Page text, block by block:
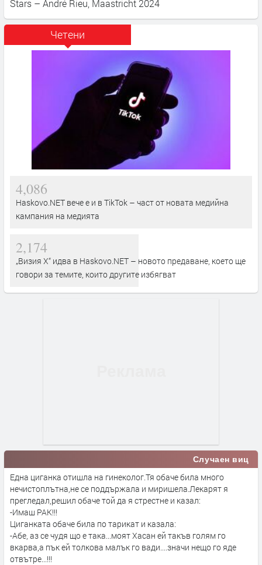
Stars – André Rieu, Maastricht 2024
Четени
4,086
Haskovo.NET вече е и в TikTok – част от новата медийна
кампания на медията
2,174
„Визия Х“ идва в Haskovo.NET – новото предаване, което ще
говори за темите, които другите избягват
Случаен виц
Една циганка отишла на гинеколог.Тя обаче била много
нечистоплътна,не се поддържала и миришела.Лекарят я
прегледал,решил обаче той да я стрестне и казал:
-Имаш РАК!!!
Циганката обаче била по тарикат и казала:
-Абе, аз се чудя що е така...моят Хасан ей такъв голям го
вкарва,а пък ей толкова малък го вади....значи нещо го яде
отвътре...!!!